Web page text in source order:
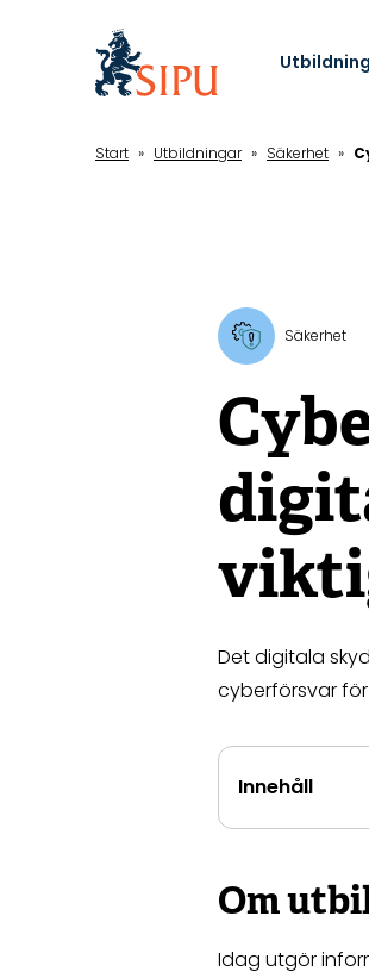
huvudinnehåll
Start » Utbildningar » Säkerhet »
Säkerhet
Det digitala
cyberförsvar
Innehåll
Om
Idag utgör